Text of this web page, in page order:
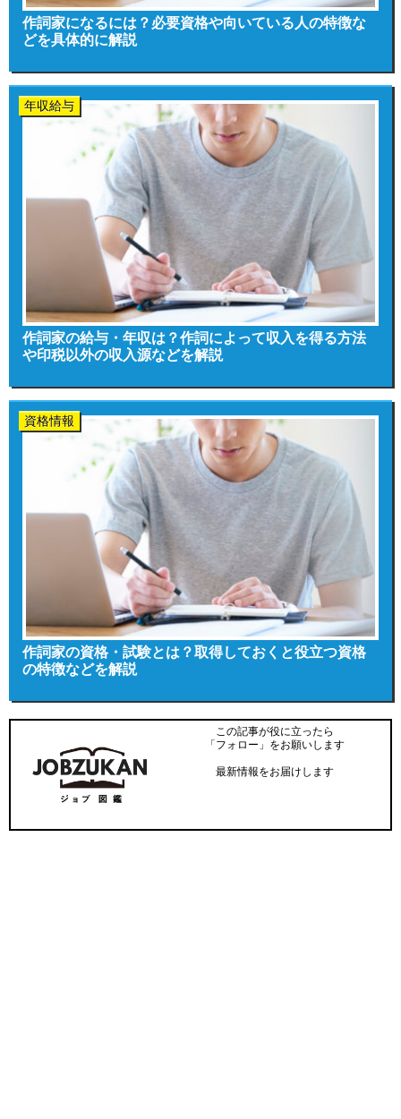
作詞家になるには？必要資格や向いている人の特徴な
どを具体的に解説
年収給与
作詞家の給与・年収は？作詞によって収入を得る方法
や印税以外の収入源などを解説
資格情報
作詞家の資格・試験とは？取得しておくと役立つ資格
の特徴などを解説
この記事が役に立ったら
「フォロー」をお願いします
最新情報をお届けします